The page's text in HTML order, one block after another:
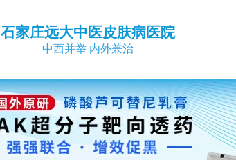
石家庄远大中医皮肤病医院
中西并举 内外兼治